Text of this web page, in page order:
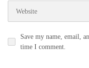
Save my name, email,
time I comment.